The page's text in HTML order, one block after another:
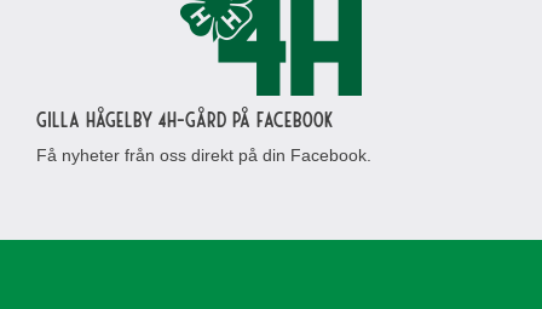
Gilla Hågelby 4H-gård på Facebook
Få nyheter från oss direkt på din Facebook.